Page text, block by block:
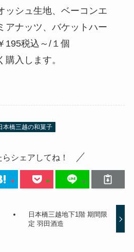
ッシュ生地、ベーコンエ
アナッツ、バケットハー
195税込～/１個
入します。
本橋三越の和菓子
シェアしてね！
日本橋三越地下1階 期間限
定 羽田酒造